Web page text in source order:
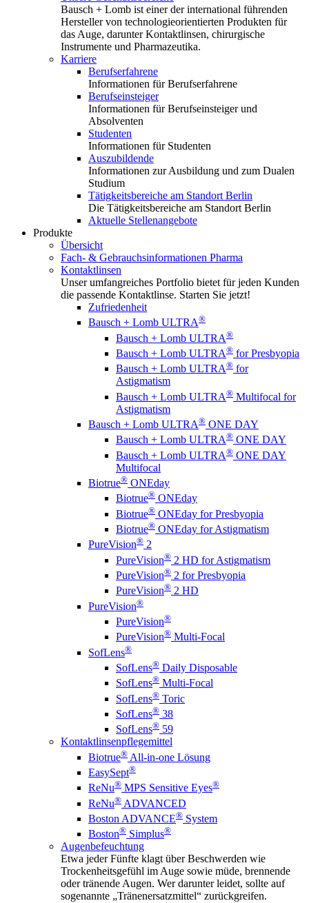
Bausch + Lomb ist einer der international führenden
Hersteller von technologieorientierten Produkten für
das Auge, darunter Kontaktlinsen, chirurgische
Instrumente und Pharmazeutika.
Karriere
Berufserfahrene
Informationen für Berufserfahrene
Berufseinsteiger
Informationen für Berufseinsteiger und
Absolventen
Studenten
Informationen für Studenten
Auszubildende
Informationen zur Ausbildung und zum Dualen
Studium
Tätigkeitsbereiche am Standort Berlin
Die Tätigkeitsbereiche am Standort Berlin
Aktuelle Stellenangebote
Produkte
Übersicht
Fach- & Gebrauchsinformationen Pharma
Kontaktlinsen
Unser umfangreiches Portfolio bietet für jeden Kunden
die passende Kontaktlinse. Starten Sie jetzt!
Zufriedenheit
Bausch + Lomb ULTRA®
Bausch + Lomb ULTRA®
Bausch + Lomb ULTRA® for Presbyopia
Bausch + Lomb ULTRA® for
Astigmatism
Bausch + Lomb ULTRA® Multifocal for
Astigmatism
Bausch + Lomb ULTRA® ONE DAY
Bausch + Lomb ULTRA® ONE DAY
Bausch + Lomb ULTRA® ONE DAY
Multifocal
Biotrue® ONEday
Biotrue® ONEday
Biotrue® ONEday for Presbyopia
Biotrue® ONEday for Astigmatism
PureVision® 2
PureVision® 2 HD for Astigmatism
PureVision® 2 for Presbyopia
PureVision® 2 HD
PureVision®
PureVision®
PureVision® Multi-Focal
SofLens®
SofLens® Daily Disposable
SofLens® Multi-Focal
SofLens® Toric
SofLens® 38
SofLens® 59
Kontaktlinsenpflegemittel
Biotrue® All-in-one Lösung
EasySept®
ReNu® MPS Sensitive Eyes®
ReNu® ADVANCED
Boston ADVANCE® System
Boston® Simplus®
Augenbefeuchtung
Etwa jeder Fünfte klagt über Beschwerden wie
Trockenheitsgefühl im Auge sowie müde, brennende
oder tränende Augen. Wer darunter leidet, sollte auf
sogenannte „Tränenersatzmittel“ zurückgreifen.